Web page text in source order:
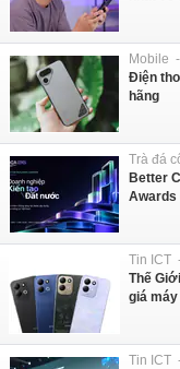
Mobile
Điện
hãng
Trà đá
Better
Awards
Tin ICT
Thế
giá máy
Tin ICT